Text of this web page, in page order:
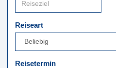
Reiseart
Reisetermin